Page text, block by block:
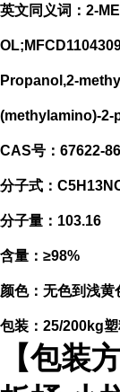
英文同义词：2-
Propanol,2-
(methylamino)-2-
CAS号：67622-
分子式：
分子量：103.16
含量：≥98%
颜色：无色到浅黄
包装：25/200kg
【包装